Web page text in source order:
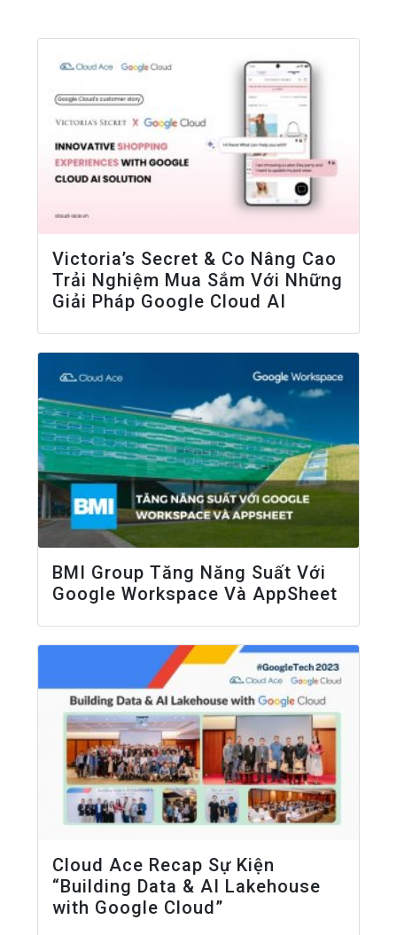
Victoria’s Secret & Co Nâng Cao
Trải Nghiệm Mua Sắm Với Những
Giải Pháp Google Cloud AI
BMI Group Tăng Năng Suất Với
Google Workspace Và AppSheet
Cloud Ace Recap Sự Kiện
“Building Data & AI Lakehouse
with Google Cloud”